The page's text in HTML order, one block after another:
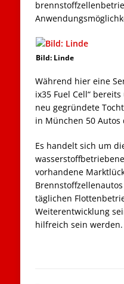
Bild: Linde
Während hier eine
ix35 Fuel Cell“
neu gegründete
in München 50 Autos
Es handelt sich um
vorhandene
täglichen
Weiterentwicklung
hilfreich sein werden.